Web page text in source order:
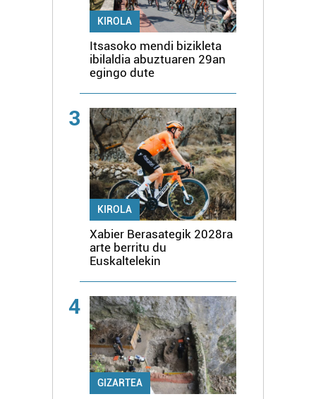
KIROLA
Itsasoko mendi bizikleta
ibilaldia abuztuaren 29an
egingo dute
3
KIROLA
Xabier Berasategik 2028ra
arte berritu du
Euskaltelekin
4
GIZARTEA